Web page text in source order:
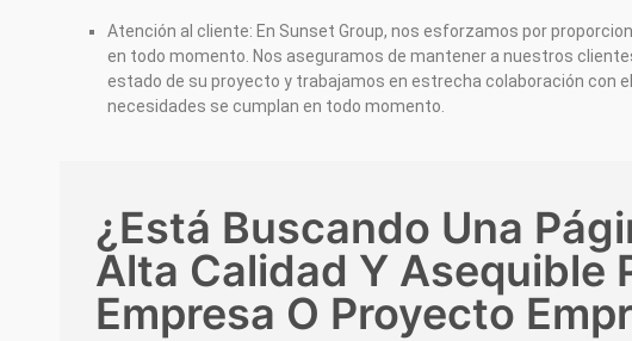
Atención al cliente: En Sunset Group, nos esforzamos por
en todo momento. Nos aseguramos de mantener a nuestros
estado de su proyecto y trabajamos en estrecha colaboración con
necesidades se cumplan en todo momento.
¿Está Buscando Una
Alta Calidad Y Asequible
Empresa O Proyecto